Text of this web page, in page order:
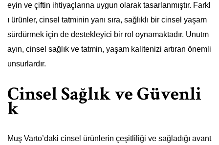
eyin ve çiftin ihtiyaçlarına uygun olarak tasarlanmıştır. Farkl
ı ürünler, cinsel tatminin yanı sıra, sağlıklı bir cinsel yaşam
sürdürmek için de destekleyici bir rol oynamaktadır. Unutm
ayın, cinsel sağlık ve tatmin, yaşam kalitenizi artıran önemli
unsurlardır.
Cinsel Sağlık ve Güvenli
k
Muş Varto’daki cinsel ürünlerin çeşitliliği ve sağladığı avant